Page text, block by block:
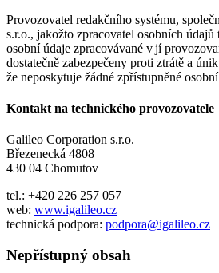
Provozovatel redakčního systému,
s.r.o., jakožto zpracovatel osobních údajů
osobní údaje zpracovávané v jí
dostatečně zabezpečeny proti ztrátě a
že neposkytuje žádné zpřístupněné
Kontakt na technického provozovatele
Galileo Corporation s.r.o.
Březenecká 4808
430 04 Chomutov
tel.: +420 226 257 057
web: www.igalileo.cz
technická podpora: podpora@igalileo.cz
Nepřístupný obsah